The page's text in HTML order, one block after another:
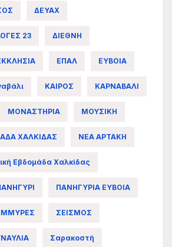
ΔΕΥΑΧ
23 ΔΙΕΘΝΗ
ΕΠΑΛ ΕΥΒΟΙΑ
ΚΑΙΡΟΣ ΚΑΡΝΑΒΑΛΙ
ΜΟΝΑΣΤΗΡΙΑ ΜΟΥΣΙΚΗ
ΧΑΛΚΙΔΑΣ ΝΕΑ ΑΡΤΑΚΗ
Εβδομάδα Χαλκίδας
ΠΑΝΗΓΥΡΙΑ ΕΥΒΟΙΑ
ΣΕΙΣΜΟΣ
Σαρακοστή